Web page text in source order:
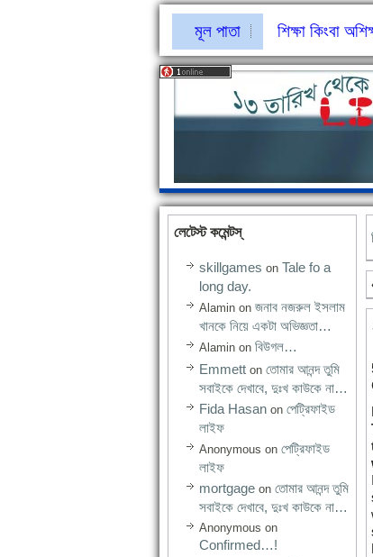
মূল পাতা শিক্ষা কিংবা
লেটেস্ট কমেন্টস্‌
skillgames on Tale fo a
long day.
Alamin on জনাব নজরুল ইসলাম
খানকে নিয়ে একটা অভিজ্ঞতা…
Alamin on বিউগল…
Emmett on তোমার আনন্দ তুমি
সবাইকে দেখাবে, দুঃখ কাউকে না…
Fida Hasan on পেট্রিফাইড
লাইফ
Anonymous on পেট্রিফাইড
লাইফ
mortgage on তোমার আনন্দ তুমি
সবাইকে দেখাবে, দুঃখ কাউকে না…
Anonymous on
Confirmed…!